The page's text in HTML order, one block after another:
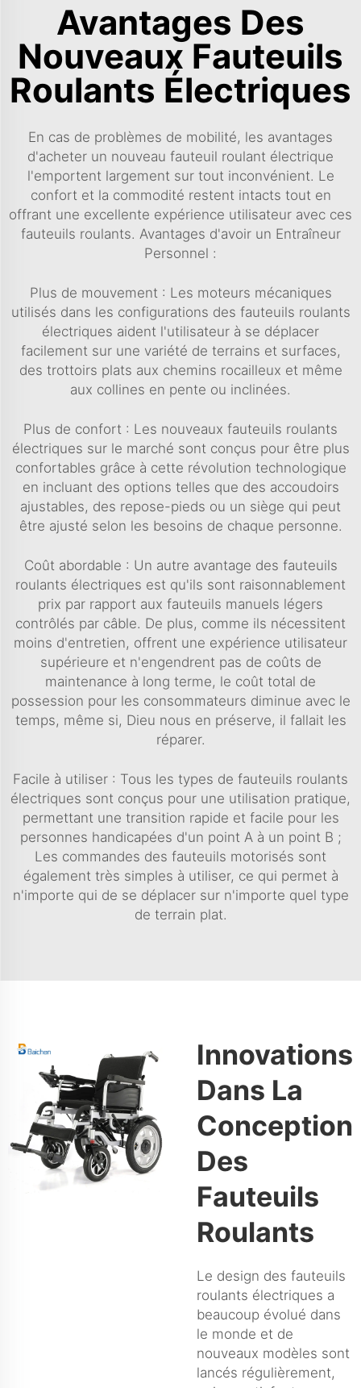
Avantages Des
Nouveaux Fauteuils
Roulants Électriques
En cas de problèmes de mobilité, les avantages
d'acheter un nouveau fauteuil roulant électrique
l'emportent largement sur tout inconvénient. Le
confort et la commodité restent intacts tout en
offrant une excellente expérience utilisateur avec ces
fauteuils roulants. Avantages d'avoir un Entraîneur
Personnel :
Plus de mouvement : Les moteurs mécaniques
utilisés dans les configurations des fauteuils roulants
électriques aident l'utilisateur à se déplacer
facilement sur une variété de terrains et surfaces,
des trottoirs plats aux chemins rocailleux et même
aux collines en pente ou inclinées.
Plus de confort : Les nouveaux fauteuils roulants
électriques sur le marché sont conçus pour être plus
confortables grâce à cette révolution technologique
en incluant des options telles que des accoudoirs
ajustables, des repose-pieds ou un siège qui peut
être ajusté selon les besoins de chaque personne.
Coût abordable : Un autre avantage des fauteuils
roulants électriques est qu'ils sont raisonnablement
prix par rapport aux fauteuils manuels légers
contrôlés par câble. De plus, comme ils nécessitent
moins d'entretien, offrent une expérience utilisateur
supérieure et n'engendrent pas de coûts de
maintenance à long terme, le coût total de
possession pour les consommateurs diminue avec le
temps, même si, Dieu nous en préserve, il fallait les
réparer.
Facile à utiliser : Tous les types de fauteuils roulants
électriques sont conçus pour une utilisation pratique,
permettant une transition rapide et facile pour les
personnes handicapées d'un point A à un point B ;
Les commandes des fauteuils motorisés sont
également très simples à utiliser, ce qui permet à
n'importe qui de se déplacer sur n'importe quel type
de terrain plat.
Innovations
Dans La
Conception
Des
Fauteuils
Roulants
Le design des fauteuils
roulants électriques a
beaucoup évolué dans
le monde et de
nouveaux modèles sont
lancés régulièrement,